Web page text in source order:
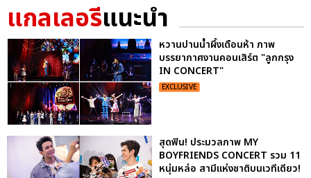
แกลเลอรีแนะนำ
หวานปานน้ำผึ้งเดือนห้า ภาพ
บรรยากาศงานคอนเสิร์ต "ลูกกรุง
IN CONCERT"
EXCLUSIVE
สุดฟิน! ประมวลภาพ MY
BOYFRIENDS CONCERT รวม 11
หนุ่มหล่อ สามีแห่งชาติบนเวทีเดียว!